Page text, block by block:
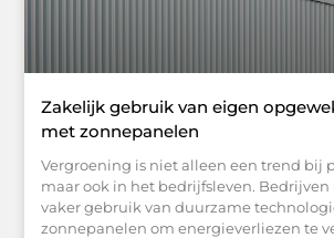
Zakelijk gebruik van eigen
met zonnepanelen
Vergroening is niet alleen een trend bij
maar ook in het bedrijfsleven. Bedrijven
vaker gebruik van duurzame
zonnepanelen om energieverliezen te